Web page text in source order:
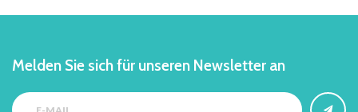
Melden Sie sich für unseren Newsletter an